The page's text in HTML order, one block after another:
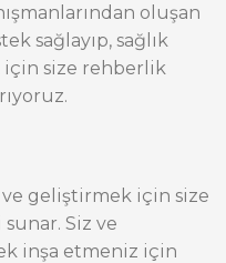
oluşan
sağlayıp, sağlık
size rehberlik
ve geliştirmek için size
Siz ve
inşa etmeniz için